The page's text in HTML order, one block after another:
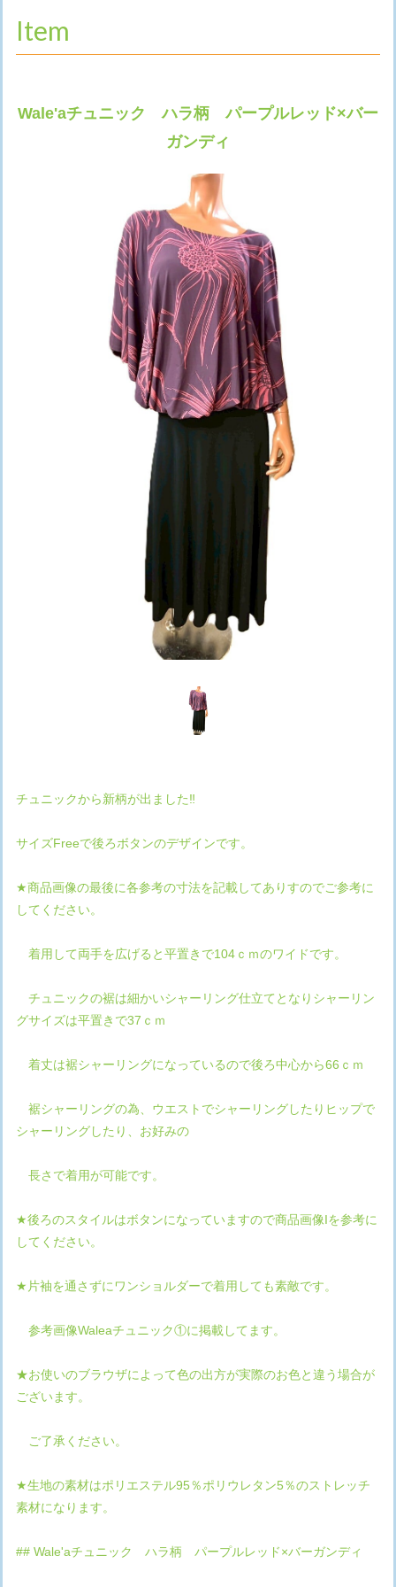
Item
Wale'aチュニック ハラ柄 パープルレッド×バー
ガンディ
チュニックから新柄が出ました‼
サイズFreeで後ろボタンのデザインです。
★商品画像の最後に各参考の寸法を記載してありすのでご参考に
してください。
着用して両手を広げると平置きで104ｃｍのワイドです。
チュニックの裾は細かいシャーリング仕立てとなりシャーリン
グサイズは平置きで37ｃｍ
着丈は裾シャーリングになっているので後ろ中心から66ｃｍ
裾シャーリングの為、ウエストでシャーリングしたりヒップで
シャーリングしたり、お好みの
長さで着用が可能です。
★後ろのスタイルはボタンになっていますので商品画像Iを参考に
してください。
★片袖を通さずにワンショルダーで着用しても素敵です。
参考画像Waleaチュニック①に掲載してます。
★お使いのブラウザによって色の出方が実際のお色と違う場合が
ございます。
ご了承ください。
★生地の素材はポリエステル95％ポリウレタン5％のストレッチ
素材になります。
## Wale'aチュニック ハラ柄 パープルレッド×バーガンディ